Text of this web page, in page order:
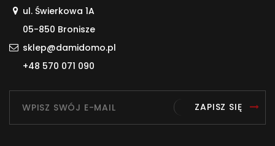
ul. Świerkowa 1A
05-850 Bronisze
sklep@damidomo.pl
+48 570 071 090
ZAPISZ SIĘ